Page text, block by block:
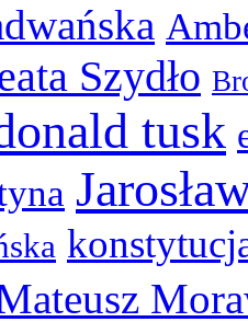
Szydło
tusk